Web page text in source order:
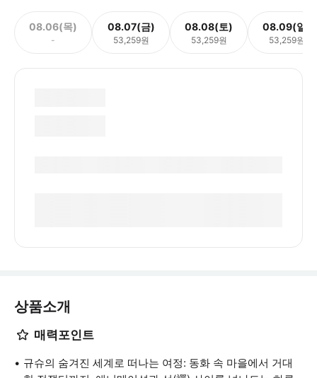
08.06(목)
-
08.07(금)
53,259원
08.08(토)
53,259원
08.09(일)
53,259원
상품소개
매력포인트
규슈의 숨겨진 세계로 떠나는 여정: 동화 속 마을에서 거대